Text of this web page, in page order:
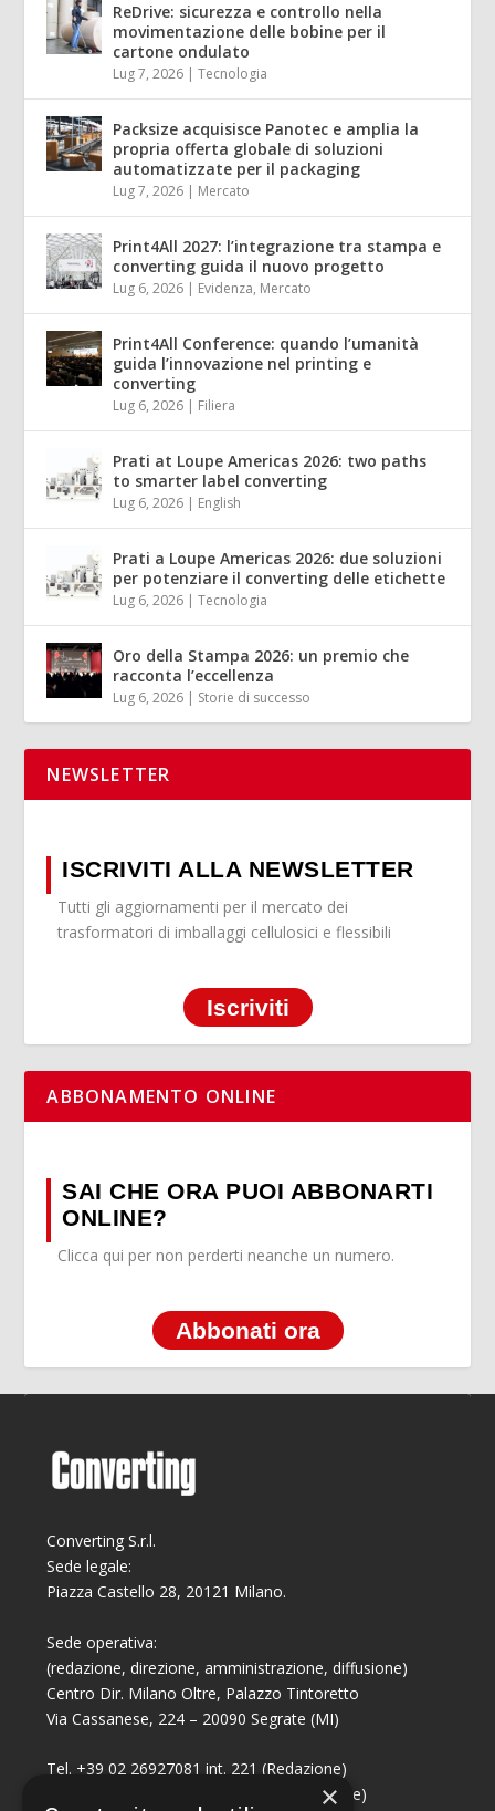
ReDrive: sicurezza e controllo nella
movimentazione delle bobine per il
cartone ondulato
Lug 7, 2026 |Tecnologia
Packsize acquisisce Panotec e amplia la
propria offerta globale di soluzioni
automatizzate per il packaging
Lug 7, 2026 | Mercato
Print4All 2027: l’integrazione tra stampa e
converting guida il nuovo progetto
Lug 6, 2026 | Evidenza, Mercato
Print4All Conference: quando l’umanità
guida l’innovazione nel printing e
converting
Lug 6, 2026 | Filiera
Prati at Loupe Americas 2026: two paths
to smarter label converting
Lug 6, 2026 | English
Prati a Loupe Americas 2026: due soluzioni
per potenziare il converting delle etichette
Lug 6, 2026 |Tecnologia
Oro della Stampa 2026: un premio che
racconta l’eccellenza
Lug 6, 2026 | Storie di successo
NEWSLETTER
ISCRIVITI ALLA NEWSLETTER
Tutti gli aggiornamenti per il mercato dei
trasformatori di imballaggi cellulosici e flessibili
Iscriviti
ABBONAMENTO ONLINE
SAI CHE ORA PUOI ABBONARTI
ONLINE?
Clicca qui per non perderti neanche un numero.
Abbonati ora
Converting S.r.l.
Sede legale:
Piazza Castello 28, 20121 Milano.
Sede operativa:
(redazione, direzione, amministrazione, diffusione)
Centro Dir. Milano Oltre, Palazzo Tintoretto
Via Cassanese, 224 – 20090 Segrate (MI)
Tel. +39 02 26927081 int. 221 (Redazione)
Tel. +39 02 26927081 int. 224 (Commerciale)
×